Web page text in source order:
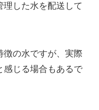
した水を配送して
徴の水ですが、実際
感じる場合もあるで